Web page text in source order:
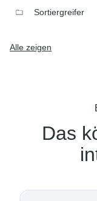
Sortiergreifer
Alle zeigen
Das